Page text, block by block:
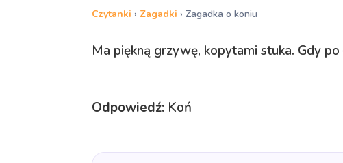
Czytanki › Zagadki ›Zagadka o koniu
Ma piękną grzywę, kopytami stuka. Gdy
Odpowiedź: Koń